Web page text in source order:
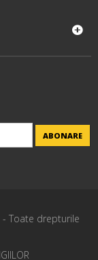
ABONARE
- Toate drepturile